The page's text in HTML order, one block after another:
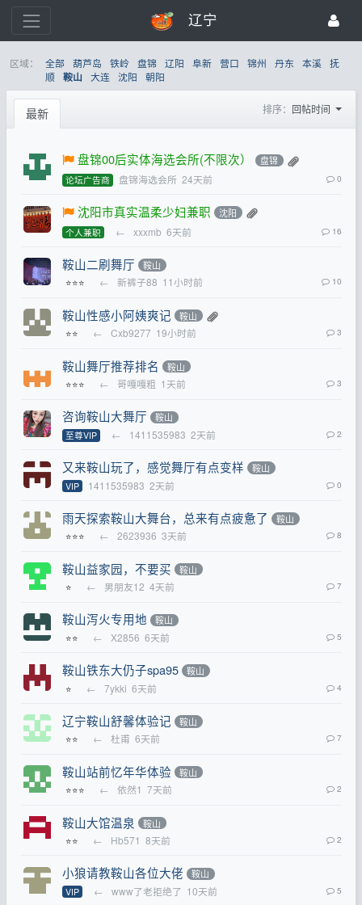
辽宁
区域： 全部 葫芦岛 铁岭 盘锦 辽阳 阜新 营口 锦州 丹东 本溪 抚
顺 鞍山 大连 沈阳 朝阳
最新 排序： 回帖时间
盘锦00后实体海选会所(不限次） 盘锦
论坛广告商 盘锦海选会所 24天前 0
沈阳市真实温柔少妇兼职 沈阳
个人兼职 ← xxxmb 6天前 16
鞍山二刷舞厅 鞍山
⭐⭐⭐ ← 新裤子88 11小时前 10
鞍山性感小阿姨爽记 鞍山
⭐⭐ ← Cxb9277 19小时前 3
鞍山舞厅推荐排名 鞍山
⭐⭐⭐ ← 哥嘎嘎粗 1天前 3
咨询鞍山大舞厅 鞍山
至尊VIP ← 1411535983 2天前 2
又来鞍山玩了，感觉舞厅有点变样 鞍山
VIP 1411535983 2天前 0
雨天探索鞍山大舞台，总来有点疲惫了 鞍山
⭐⭐⭐ ← 2623936 3天前 8
鞍山益家园，不要买 鞍山
⭐ ← 男朋友12 4天前 7
鞍山泻火专用地 鞍山
⭐⭐ ← X2856 6天前 5
鞍山铁东大仍子spa95 鞍山
⭐ ← 7ykki 6天前 4
辽宁鞍山舒馨体验记 鞍山
⭐⭐ ← 杜甫 6天前 7
鞍山站前忆年华体验 鞍山
⭐⭐⭐ ← 依然1 7天前 2
鞍山大馆温泉 鞍山
⭐⭐ ← Hb571 8天前 2
小狼请教鞍山各位大佬 鞍山
VIP ← www了老拒绝了 10天前 5